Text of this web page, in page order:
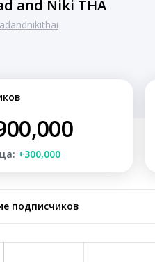
and Niki THA
+300,000
подписчиков